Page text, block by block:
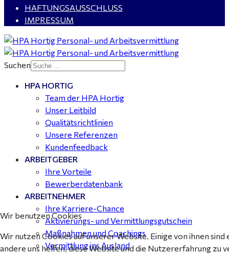
gesucht für Halle (Saale) - ab 4.000 €
Buchhalter (m/w/d) für Halle (Saale) gesucht - TZ 20-
HAFTUNGSAUSSCHLUSS
IMPRESSUM
Suchen
HPA HORTIG
Team der HPA Hortig
Unser Leitbild
Qualitätsrichtlinien
Unsere Referenzen
Kundenfeedback
ARBEITGEBER
Ihre Vorteile
Bewerberdatenbank
ARBEITNEHMER
Ihre Karriere-Chance
Aktivierungs- und Vermittlungsgutschein
Maßnahmen und Coachings
Vermittlung ins Ausland
Wir benutzen Cookies
Wir nutzen Cookies auf unserer Website. Einige von ihnen
andere uns helfen, diese Website und die Nutzererfahrung zu